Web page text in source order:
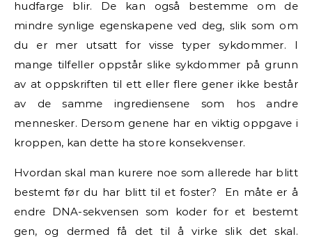
hudfarge blir. De kan også bestemme om de
mindre synlige egenskapene ved deg, slik som om
du er mer utsatt for visse typer sykdommer. I
mange tilfeller oppstår slike sykdommer på grunn
av at oppskriften til ett eller flere gener ikke består
av de samme ingrediensene som hos andre
mennesker. Dersom genene har en viktig oppgave i
kroppen, kan dette ha store konsekvenser.
Hvordan skal man kurere noe som allerede har blitt
bestemt før du har blitt til et foster? En måte er å
endre DNA-sekvensen som koder for et bestemt
gen, og dermed få det til å virke slik det skal.